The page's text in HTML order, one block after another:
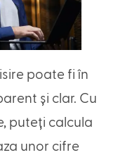
poate fi în
și clar. Cu
puteți calcula
unor cifre